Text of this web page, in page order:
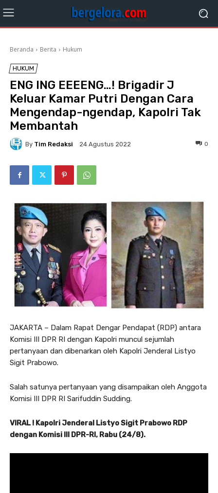
Beranda Berita Hukum
HUKUM
ENG ING EEEENG…! Brigadir J
Keluar Kamar Putri Dengan Cara
Mengendap-ngendap, Kapolri Tak
Membantah
By Tim Redaksi 24 Agustus 2022 0
JAKARTA – Dalam Rapat Dengar Pendapat (RDP) antara
Komisi III DPR RI dengan Kapolri muncul sejumlah
pertanyaan dan dibenarkan oleh Kapolri Jenderal Listyo
Sigit Prabowo.
Salah satunya pertanyaan yang disampaikan oleh Anggota
Komisi III DPR RI Sarifuddin Sudding.
VIRAL ! Kapolri Jenderal Listyo Sigit Prabowo RDP
dengan Komisi III DPR-RI, Rabu (24/8).